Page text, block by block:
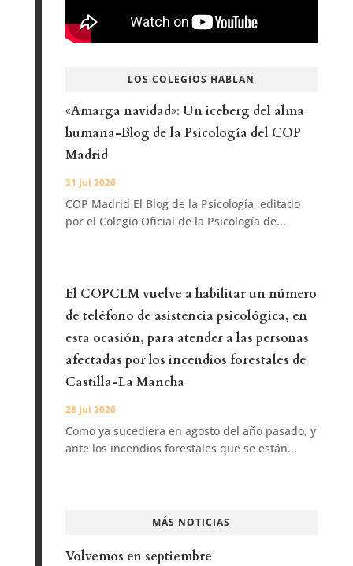
LOS COLEGIOS HABLAN
«Amarga navidad»: Un iceberg del alma
humana-Blog de la Psicología del COP
Madrid
31 Jul 2026
COP Madrid El Blog de la Psicología, editado
por el Colegio Oficial de la Psicología de...
El COPCLM vuelve a habilitar un número
de teléfono de asistencia psicológica, en
esta ocasión, para atender a las personas
afectadas por los incendios forestales de
Castilla-La Mancha
28 Jul 2026
Como ya sucediera en agosto del año pasado, y
ante los incendios forestales que se están...
MÁS NOTICIAS
Volvemos en septiembre